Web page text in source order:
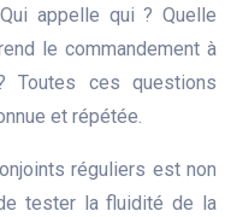
appelle qui ? Quelle
le commandement à
Toutes ces questions
et répétée.
réguliers est non
tester la fluidité de la